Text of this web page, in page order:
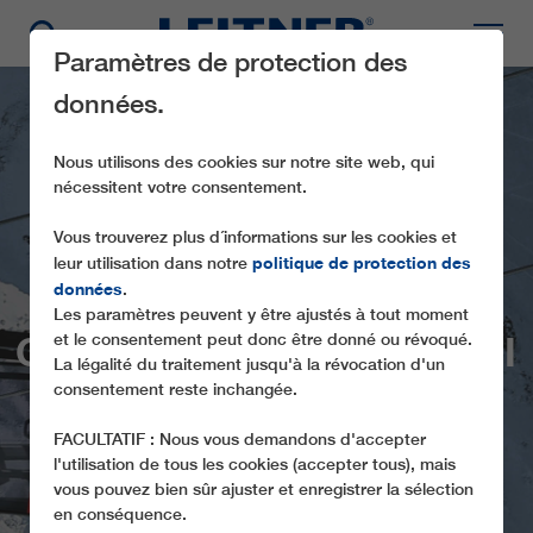
GD10 HOADLBAHN I + II
Paramètres de protection des
données.
Nous utilisons des cookies sur notre site web, qui
nécessitent votre consentement.
Vous trouverez plus d´informations sur les cookies et
leur utilisation dans notre politique de protection des
données.
Les paramètres peuvent y être ajustés à tout moment
et le consentement peut donc être donné ou révoqué.
La légalité du traitement jusqu'à la révocation d'un
consentement reste inchangée.
FACULTATIF : Nous vous demandons d'accepter
l'utilisation de tous les cookies (accepter tous), mais
vous pouvez bien sûr ajuster et enregistrer la sélection
en conséquence.